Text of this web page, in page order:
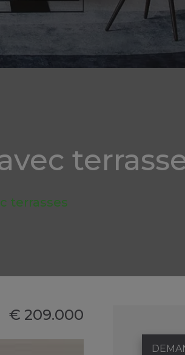
terrasses
€ 209.000